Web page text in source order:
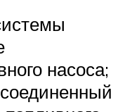
насоса;